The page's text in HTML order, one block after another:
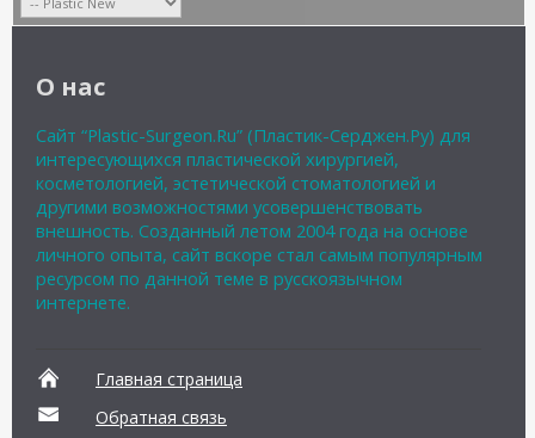
О нас
Сайт “Plastic-Surgeon.Ru” (Пластик-Серджен.Ру) для
интересующихся пластической хирургией,
косметологией, эстетической стоматологией и
другими возможностями усовершенствовать
внешность. Созданный летом 2004 года на основе
личного опыта, сайт вскоре стал самым популярным
ресурсом по данной теме в русскоязычном
интернете.
Главная страница
Обратная связь